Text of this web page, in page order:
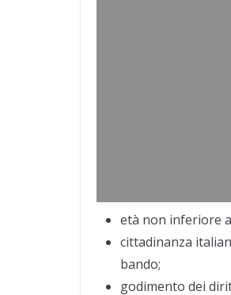
età non inferiore
cittadinanza
bando;
godimento dei